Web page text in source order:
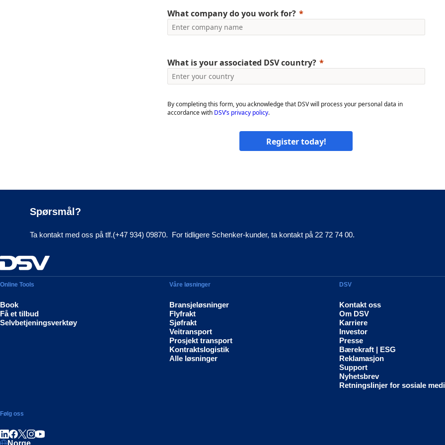
What company do you work for?
What is your associated DSV country?
By completing this form, you acknowledge that DSV will process your personal data in
accordance with DSV’s privacy policy.
Register today!
Spørsmål?
Ta kontakt med oss på tlf.(+47 934) 09870. For tidligere Schenker-kunder, ta kontakt på 22 72 74 00.
Online Tools
Book
Få et tilbud
Selvbetjeningsverktøy
Våre løsninger
Bransjeløsninger
Flyfrakt
Sjøfrakt
Veitransport
Prosjekt transport
Kontraktslogistik
Alle løsninger
DSV
Kontakt oss
Om DSV
Karriere
Investor
Presse
Bærekraft | ESG
Reklamasjon
Support
Nyhetsbrev
Retningslinjer for sosiale
Følg oss
Del på LinkedIn
Del på Facebook
Del på Instagram
Norge